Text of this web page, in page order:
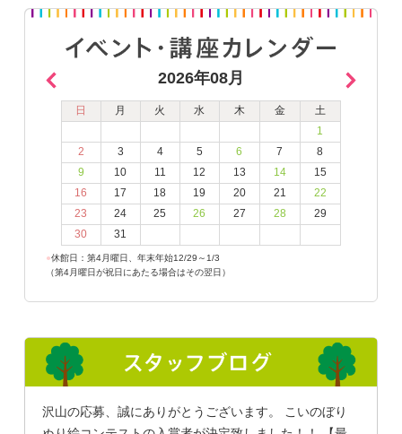
2026年08月
日 月 火 水 木 金
土
1
2
3 4 5 6 7
8
9
10 11 12 13 14
15
16
17 18 19 20 21
22
23
24 25 26 27 28
29
30
31
●休館日：第4月曜日、年末年始12/29～1/3
（第4月曜日が祝日にあたる場合はその翌日）
沢山の応募、誠にありがとうございます。 こいのぼり